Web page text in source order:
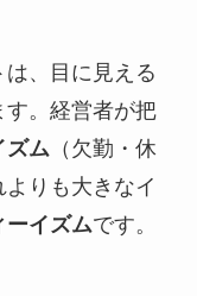
、目に見える
す。経営者が把
ズム （欠勤・休
りも大きなイ
ーイズムです。